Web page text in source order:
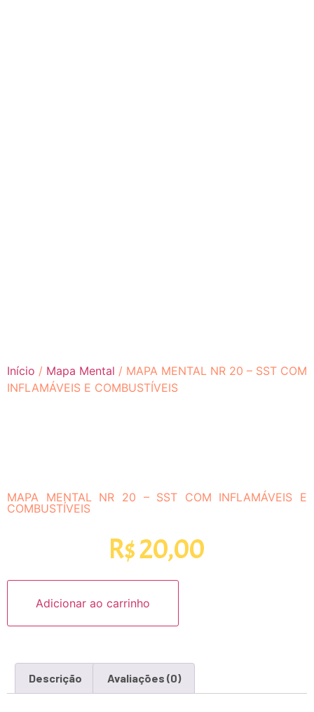
Início / Mapa Mental / MAPA MENTAL NR 20 – SST COM
INFLAMÁVEIS E COMBUSTÍVEIS
MAPA MENTAL NR 20 – SST COM INFLAMÁVEIS E
COMBUSTÍVEIS
R$20,00
Adicionar ao carrinho
Descrição Avaliações (0)